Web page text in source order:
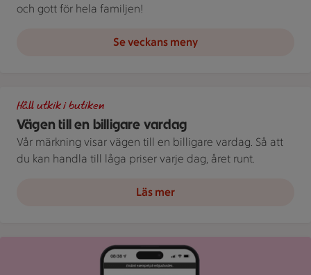
och gott för hela familjen!
Se veckans meny
Vägen till en billigare vardag
Håll utkik i butiken
Vår märkning visar vägen till en billigare vardag. Så att
du kan handla till låga priser varje dag, året runt.
Läs mer
Bild på mobil som visar ICA appen